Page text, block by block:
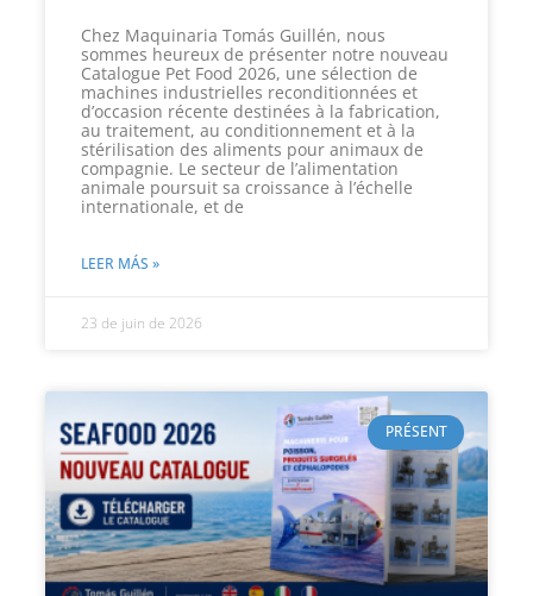
Chez Maquinaria Tomás Guillén, nous
sommes heureux de présenter notre nouveau
Catalogue Pet Food 2026, une sélection de
machines industrielles reconditionnées et
d’occasion récente destinées à la fabrication,
au traitement, au conditionnement et à la
stérilisation des aliments pour animaux de
compagnie. Le secteur de l’alimentation
animale poursuit sa croissance à l’échelle
internationale, et de
LEER MÁS »
23 de juin de 2026
PRÉSENT